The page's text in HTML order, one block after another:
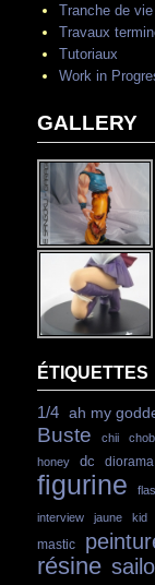
Tranche de vie
Travaux
Tutoriaux
Work in
GALLERY
ÉTIQUETTES
1/4 ah my
Buste chii
honey
dc diorama
figurine
interview jaune kid
mastic
résine